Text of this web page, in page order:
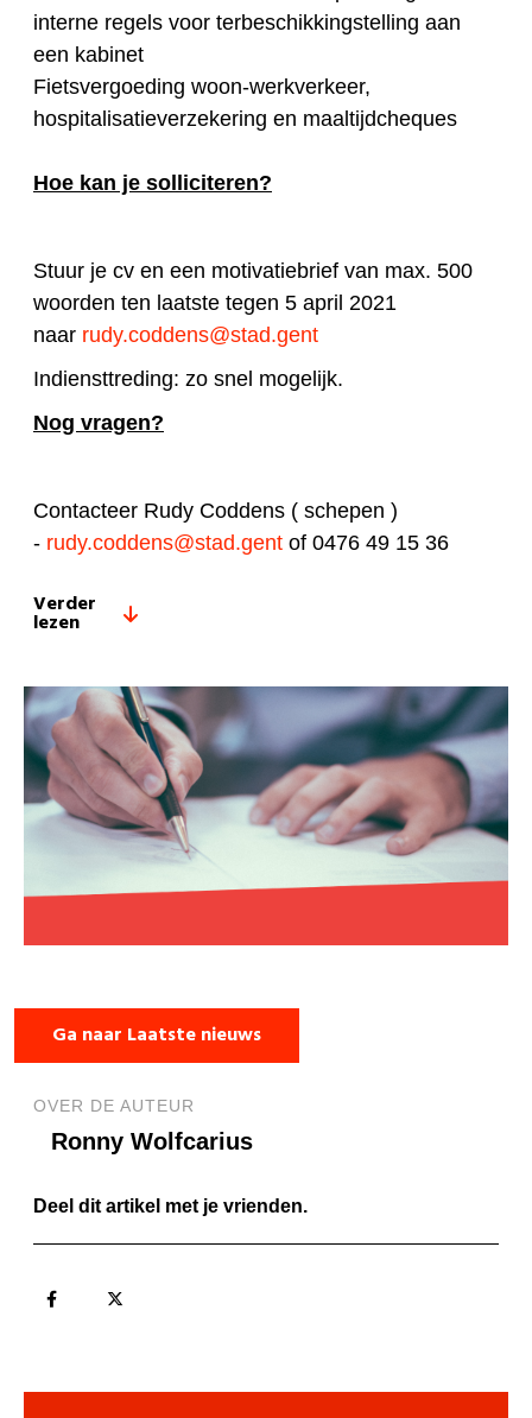
interne regels voor terbeschikkingstelling aan
een kabinet
Fietsvergoeding woon-werkverkeer,
hospitalisatieverzekering en maaltijdcheques
Hoe kan je solliciteren?
Stuur je cv en een motivatiebrief van max. 500
woorden ten laatste tegen 5 april 2021
naar rudy.coddens@stad.gent
Indiensttreding: zo snel mogelijk.
Nog vragen?
Contacteer Rudy Coddens ( schepen )
- rudy.coddens@stad.gent of 0476 49 15 36
Verder
lezen
Ga naar Laatste nieuws
OVER DE AUTEUR
Ronny Wolfcarius
Deel dit artikel met je vrienden.